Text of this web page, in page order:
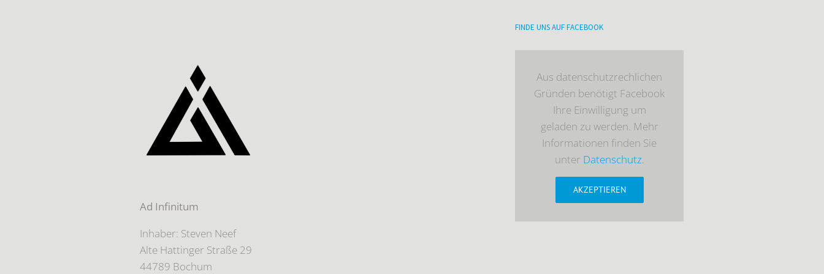
Ad Infinitum
Inhaber: Steven Neef
Alte Hattinger Straße 29
44789 Bochum
FINDE UNS AUF FACEBOOK
Aus datenschutzrechlichen
Gründen benötigt Facebook
Ihre Einwilligung um
geladen zu werden. Mehr
Informationen finden Sie
unter Datenschutz.
AKZEPTIEREN